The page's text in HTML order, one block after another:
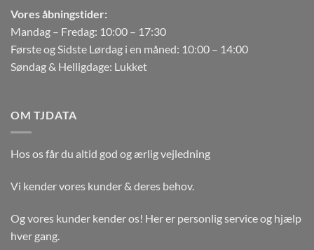
Vores åbningstider:
Mandag – Fredag: 10:00 – 17:30
Første og Sidste Lørdag i en måned: 10:00 – 14:00
Søndag & Helligdage: Lukket
OM TJDATA
Hos os får du altid god og ærlig vejledning
Vi kender vores kunder & deres behov.
Og vores kunder kender os! Her er personlig service og hjælp
hver gang.